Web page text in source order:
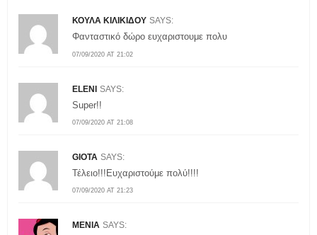
ΚΟΥΛΑ ΚΙΛΙΚΙΔΟΥ SAYS:
07/09/2020 AT 21:02
Φανταστικό δώρο ευχαριστουμε πολυ
ELENI SAYS:
07/09/2020 AT 21:08
Super!!
GIOTA SAYS:
07/09/2020 AT 21:23
Τέλειο!!!Ευχαριστούμε πολύ!!!!
MENIA SAYS: